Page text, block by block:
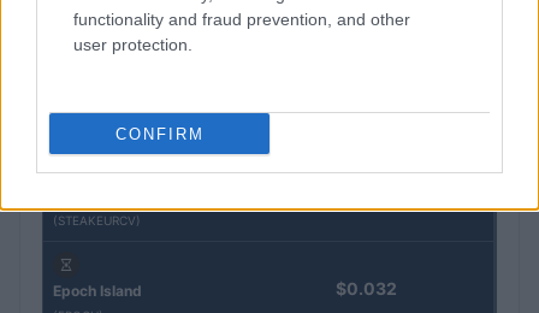
functionality and fraud prevention, and other
user protection.
CONFIRM
Steakhouse EURCV
(STEAKEURCV)
Epoch Island $0.032